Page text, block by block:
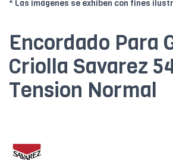
* Las imágenes se exhiben con fines
Encordado Para
Criolla Savarez
Tension Normal